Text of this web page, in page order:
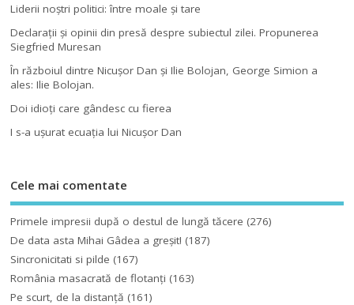
Liderii noştri politici: între moale şi tare
Declaraţii şi opinii din presă despre subiectul zilei. Propunerea
Siegfried Muresan
În războiul dintre Nicuşor Dan şi Ilie Bolojan, George Simion a
ales: Ilie Bolojan.
Doi idioţi care gândesc cu fierea
I s-a uşurat ecuaţia lui Nicuşor Dan
Cele mai comentate
Primele impresii după o destul de lungă tăcere (276)
De data asta Mihai Gâdea a greşit! (187)
Sincronicitati si pilde (167)
România masacrată de flotanţi (163)
Pe scurt, de la distanță (161)